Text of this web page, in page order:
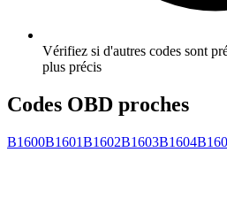
Vérifiez si d'autres codes sont
plus précis
Codes OBD proches
B1600B1601B1602B1603B1604